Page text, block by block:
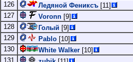
126
Ледяной Фениксъ [11]
127
Voronn [9]
128
Голый [9]
129
Pablo [10]
130
White Walker [10]
131